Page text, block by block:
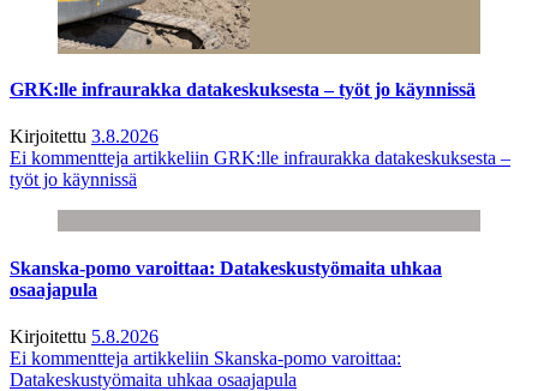
GRK:lle infraurakka datakeskuksesta – työt jo käynnissä
Kirjoitettu 3.8.2026
Ei kommentteja artikkeliin GRK:lle infraurakka datakeskuksesta –
työt jo käynnissä
Skanska-pomo varoittaa: Datakeskustyömaita uhkaa
osaajapula
Kirjoitettu 5.8.2026
Ei kommentteja artikkeliin Skanska-pomo varoittaa:
Datakeskustyömaita uhkaa osaajapula